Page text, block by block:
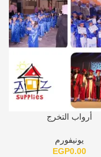
أرواب التخرج
يونيفورم
EGP0.00